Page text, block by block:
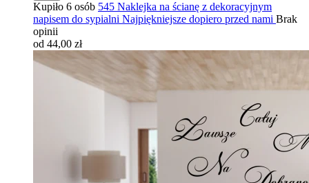
Kupiło 6 osób 545 Naklejka na ścianę z dekoracyjnym
napisem do sypialni Najpiękniejsze dopiero przed nami Brak
opinii
od 44,00 zł